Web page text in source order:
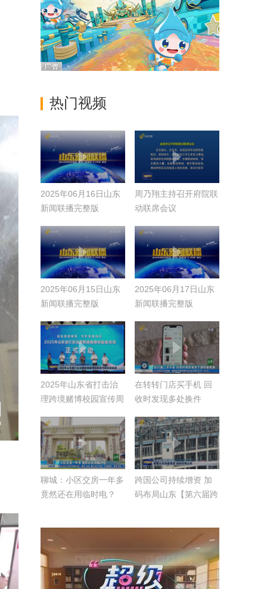
热门视频
2025年06月16日山东
新闻联播完整版
周乃翔主持召开府院联
动联席会议
2025年06月15日山东
新闻联播完整版
2025年06月17日山东
新闻联播完整版
2025年山东省打击治
理跨境赌博校园宣传周
在转转门店买手机 回
收时发现多处换件
聊城：小区交房一年多
竟然还在用临时电？
跨国公司持续增资 加
码布局山东【第六届跨